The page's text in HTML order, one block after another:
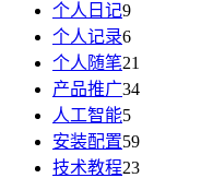
个人日记9
个人记录6
个人随笔21
产品推广34
人工智能5
安装配置59
技术教程23